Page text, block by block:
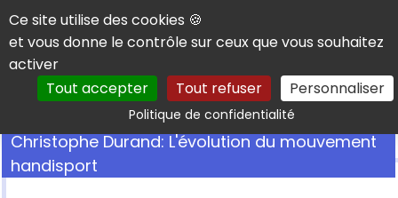
Panneau de gestion des cookies
Ce site utilise des cookies 🍪
et vous donne le contrôle sur ceux que vous souhaitez
activer
Tout accepter
Tout refuser Personnaliser
Politique de confidentialitéRechercher
Christophe Durand: L'évolution du mouvement
handisport